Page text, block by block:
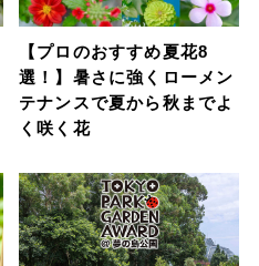
【プロのおすすめ夏花8
選！】暑さに強くローメン
テナンスで夏から秋までよ
く咲く花